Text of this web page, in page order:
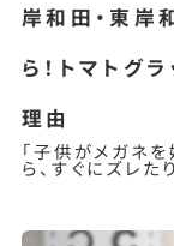
岸和田・東岸
ら！トマトグ
理由
「子供がメガネ
ら、すぐにズレた